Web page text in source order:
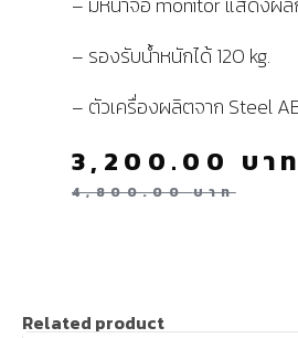
– รองรับน้ำหนักได้ 120 kg.
– ตัวเครื่องผลิตจาก Steel
4,800.00บาท
3,200.00 บาท
Related product